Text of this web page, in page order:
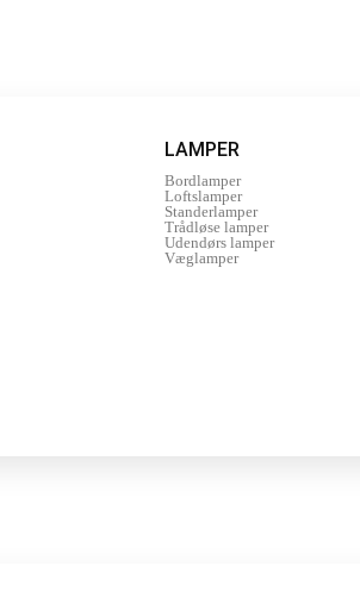
LAMPER
Bordlamper
Loftslamper
Standerlamper
Trådløse lamper
Udendørs lamper
Væglamper